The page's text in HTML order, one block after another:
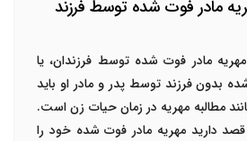
مادر فوت شده توسط فرزند
مهریه مادر فوت شده توسط فرزندان، یا
بدون فرزند توسط پدر و مادر او باید
مطالبه مهریه در زمان حیات زن است.
قصد دارید مهریه مادر فوت شده خود را